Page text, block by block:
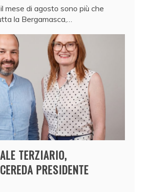
mese di agosto sono più che
la Bergamasca,…
TERZIARIO,
PRESIDENTE